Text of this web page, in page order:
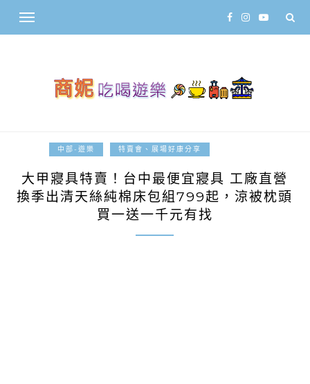
中部-遊樂 特賣會、展場好康分享
大甲寢具特賣！台中最便宜寢具 工廠直營
換季出清天絲純棉床包組799起，涼被枕頭
買一送一千元有找